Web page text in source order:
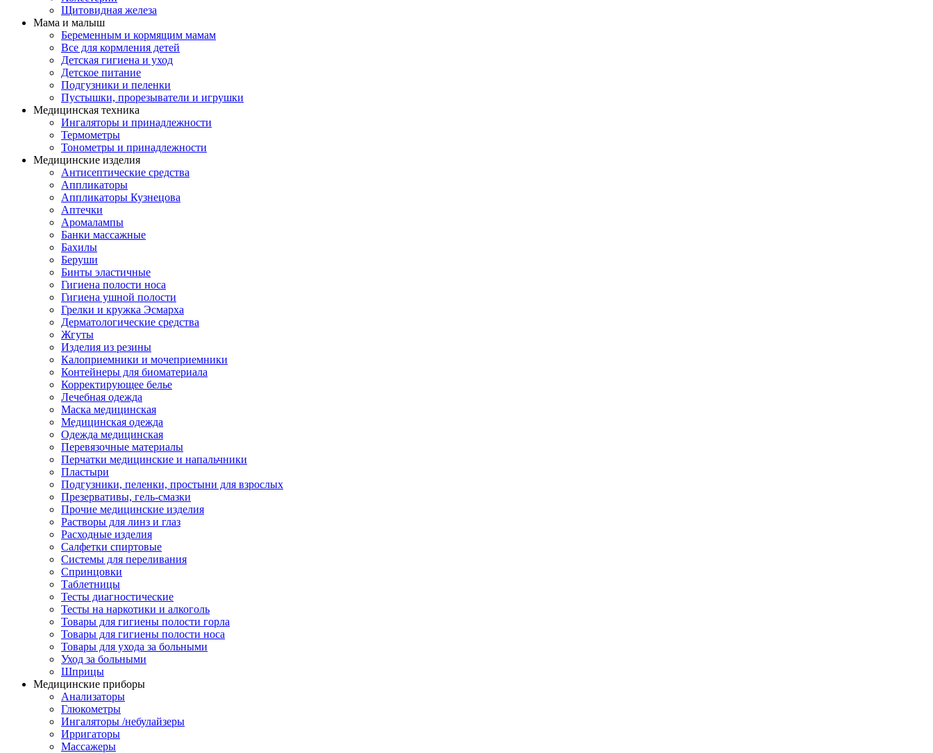
Щитовидная железа
Мама и малыш
Беременным и кормящим мамам
Все для кормления детей
Детская гигиена и уход
Детское питание
Подгузники и пеленки
Пустышки, прорезыватели и игрушки
Медицинская техника
Ингаляторы и принадлежности
Термометры
Тонометры и принадлежности
Медицинские изделия
Антисептические средства
Аппликаторы
Аппликаторы Кузнецова
Аптечки
Аромалампы
Банки массажные
Бахилы
Беруши
Бинты эластичные
Гигиена полости носа
Гигиена ушной полости
Грелки и кружка Эсмарха
Дерматологические средства
Жгуты
Изделия из резины
Калоприемники и мочеприемники
Контейнеры для биоматериала
Корректирующее белье
Лечебная одежда
Маска медицинская
Медицинская одежда
Одежда медицинская
Перевязочные материалы
Перчатки медицинские и напальчники
Пластыри
Подгузники, пеленки, простыни для взрослых
Презервативы, гель-смазки
Прочие медицинские изделия
Растворы для линз и глаз
Расходные изделия
Салфетки спиртовые
Системы для переливания
Спринцовки
Таблетницы
Тесты диагностические
Тесты на наркотики и алкоголь
Товары для гигиены полости горла
Товары для гигиены полости носа
Товары для ухода за больными
Уход за больными
Шприцы
Медицинские приборы
Анализаторы
Глюкометры
Ингаляторы /небулайзеры
Ирригаторы
Массажеры